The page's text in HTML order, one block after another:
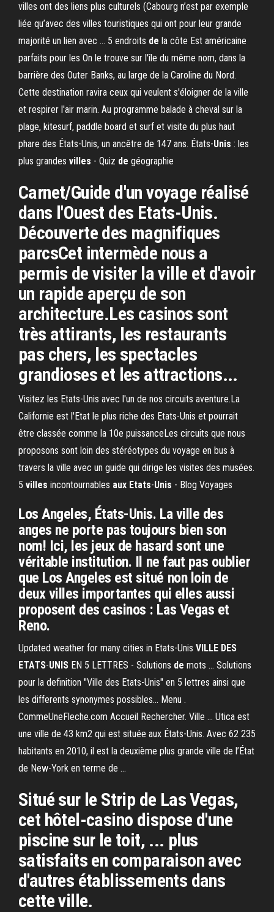
villes ont des liens plus culturels (Cabourg n’est par exemple
liée qu’avec des villes touristiques qui ont pour leur grande
majorité un lien avec ... 5 endroits de la côte Est américaine
parfaits pour les On le trouve sur l'île du même nom, dans la
barrière des Outer Banks, au large de la Caroline du Nord.
Cette destination ravira ceux qui veulent s'éloigner de la ville
et respirer l'air marin. Au programme balade à cheval sur la
plage, kitesurf, paddle board et surf et visite du plus haut
phare des États-Unis, un ancêtre de 147 ans. États-Unis : les
plus grandes villes - Quiz de géographie
Carnet/Guide d'un voyage réalisé
dans l'Ouest des Etats-Unis.
Découverte des magnifiques
parcsCet intermède nous a
permis de visiter la ville et d'avoir
un rapide aperçu de son
architecture.Les casinos sont
très attirants, les restaurants
pas chers, les spectacles
grandioses et les attractions...
Visitez les Etats-Unis avec l'un de nos circuits aventure.La
Californie est l'Etat le plus riche des Etats-Unis et pourrait
être classée comme la 10e puissanceLes circuits que nous
proposons sont loin des stéréotypes du voyage en bus à
travers la ville avec un guide qui dirige les visites des musées.
5 villes incontournables aux Etats-Unis - Blog Voyages
Los Angeles, États-Unis. La ville des
anges ne porte pas toujours bien son
nom! Ici, les jeux de hasard sont une
véritable institution. Il ne faut pas oublier
que Los Angeles est situé non loin de
deux villes importantes qui elles aussi
proposent des casinos : Las Vegas et
Reno.
Updated weather for many cities in Etats-Unis VILLE DES
ETATS-UNIS EN 5 LETTRES - Solutions de mots ... Solutions
pour la definition "Ville des Etats-Unis" en 5 lettres ainsi que
les differents synonymes possibles... Menu .
CommeUneFleche.com Accueil Rechercher. Ville ... Utica est
une ville de 43 km2 qui est située aux États-Unis. Avec 62 235
habitants en 2010, il est la deuxième plus grande ville de l’État
de New-York en terme de ...
Situé sur le Strip de Las Vegas,
cet hôtel-casino dispose d'une
piscine sur le toit, ... plus
satisfaits en comparaison avec
d'autres établissements dans
cette ville.